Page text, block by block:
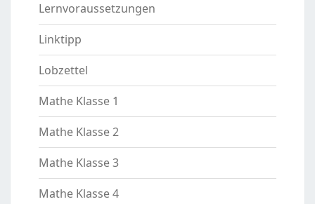
Lernvoraussetzungen
Linktipp
Lobzettel
Mathe Klasse 1
Mathe Klasse 2
Mathe Klasse 3
Mathe Klasse 4